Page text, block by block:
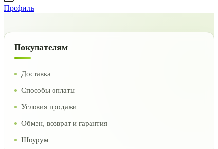
Профиль
Покупателям
Доставка
Способы оплаты
Условия продажи
Обмен, возврат и гарантия
Шоурум